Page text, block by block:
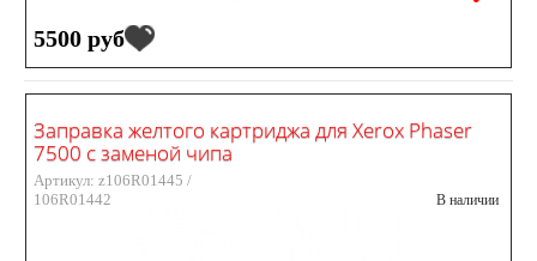
5500 руб
Заправка желтого картриджа для Xerox Phaser
7500 с заменой чипа
Артикул: z106R01445 /
106R01442
В наличии